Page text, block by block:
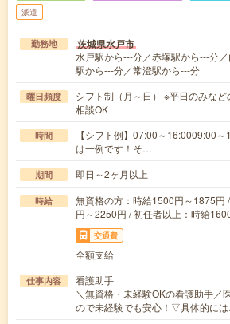
派遣
勤務地 茨城県水戸市
水戸駅から---分／赤塚駅から---分
駅から---分／常澄駅から---分
曜日頻度
シフト制（月～日） ※平日のみな
相談OK
時間
【シフト例】07:00～16:0009:00
は一例です！そ…
期間 即日～2ヶ月以上
時給
無資格の方：時給1500円～1875円
円～2250円 / 初任者以上：時給
交通費
全額支給
仕事内容
看護助手
＼無資格・未経験OKの看護助手／
ので未経験でも安心！▽具体的に